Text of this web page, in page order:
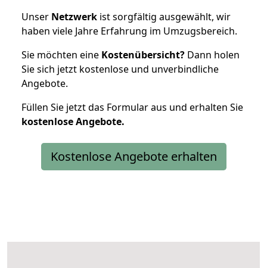
Unser Netzwerk ist sorgfältig ausgewählt, wir
haben viele Jahre Erfahrung im Umzugsbereich.
Sie möchten eine Kostenübersicht? Dann holen
Sie sich jetzt kostenlose und unverbindliche
Angebote.
Füllen Sie jetzt das Formular aus und erhalten Sie
kostenloseAngebote.
Kostenlose Angebote erhalten